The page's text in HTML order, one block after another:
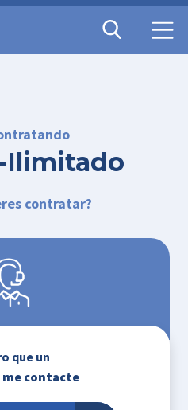
Ilimitado
contratar?
que un
contacte